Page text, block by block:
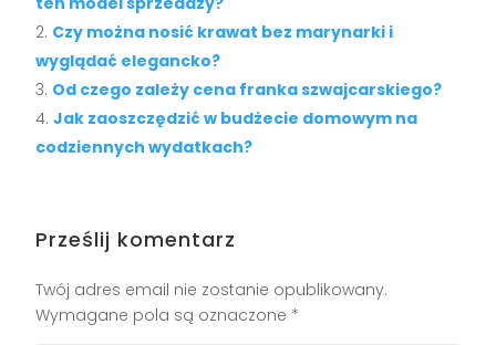
Czy można nosić krawat bez marynarki i
wyglądać elegancko?
Od czego zależy cena franka szwajcarskiego?
Jak zaoszczędzić w budżecie domowym na
codziennych wydatkach?
Prześlij komentarz
Twój adres email nie zostanie opublikowany.
Wymagane pola są oznaczone *